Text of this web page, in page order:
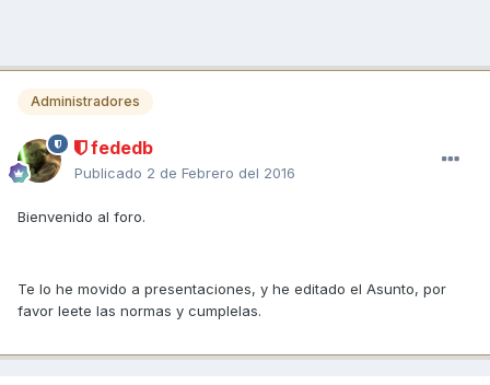
Administradores
fededb
Publicado 2 de Febrero del 2016
Bienvenido al foro.
Te lo he movido a presentaciones, y he editado el Asunto, por
favor leete las normas y cumplelas.